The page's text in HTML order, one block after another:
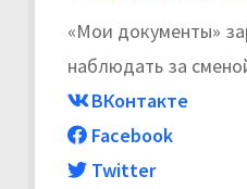
«Мои документы»
наблюдать за
ВКонтакте
Facebook
Twitter